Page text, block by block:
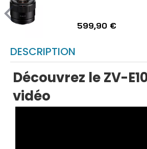
599,90 €
DESCRIPTION
Découvrez le ZV-
vidéo